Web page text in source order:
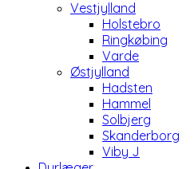
Vestjylland
Holstebro
Ringkøbing
Varde
Østjylland
Hadsten
Hammel
Solbjerg
Skanderborg
Viby J